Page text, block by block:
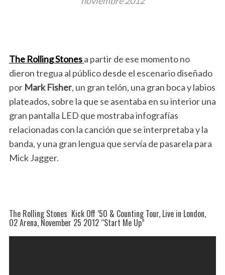
The Rolling Stonesa partir de ese momento no
dieron tregua al público desde el escenario diseñado
por Mark Fisher, un gran telón, una gran boca y labios
plateados, sobre la que se asentaba en su interior una
gran pantalla LED que mostraba infografías
relacionadas con la canción que se interpretaba y la
banda, y una gran lengua que servía de pasarela para
Mick Jagger.
The Rolling Stones Kick Off ’50 & Counting Tour, Live in London,
O2 Arena, November 25 2012 “Start Me Up”